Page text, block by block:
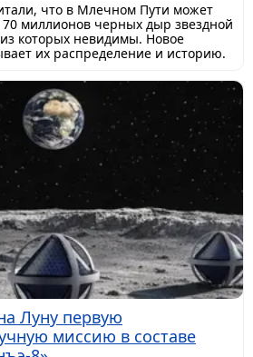
что в Млечном Пути может
миллионов черных дыр звездной
которых невидимы. Новое
их распределение и историю.
Луну первую
миссию в составе